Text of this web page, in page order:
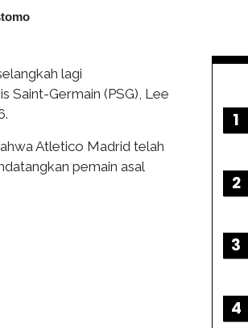
lagi
Saint-Germain (PSG), Lee
Atletico Madrid telah
pemain asal